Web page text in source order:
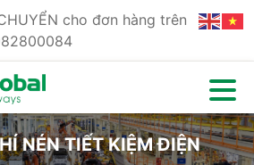
cho đơn hàng trên
NÉN TIẾT KIỆM ĐIỆN